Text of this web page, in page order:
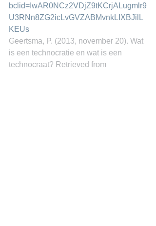
bclid=IwAR0NCz2VDjZ9tKCrjALugmlr9
U3RNn8ZG2icLvGVZABMvnkLIXBJilL
KEUs
Geertsma, P. (2013, november 20). Wat
is een technocratie en wat is een
technocraat? Retrieved from